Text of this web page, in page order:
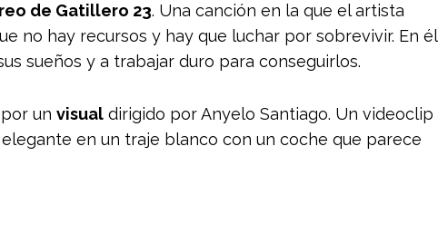
de Gatillero 23. Una canción en la que el artista
no hay recursos y hay que luchar por sobrevivir. En él
sueños y a trabajar duro para conseguirlos.
un visual dirigido por Anyelo Santiago. Un videoclip
en un traje blanco con un coche que parece